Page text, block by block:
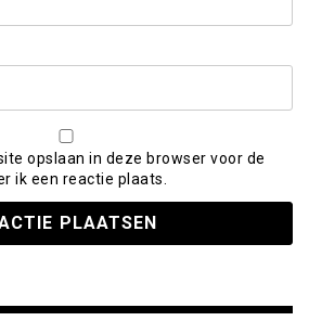
opslaan in deze browser voor de
ik een reactie plaats.